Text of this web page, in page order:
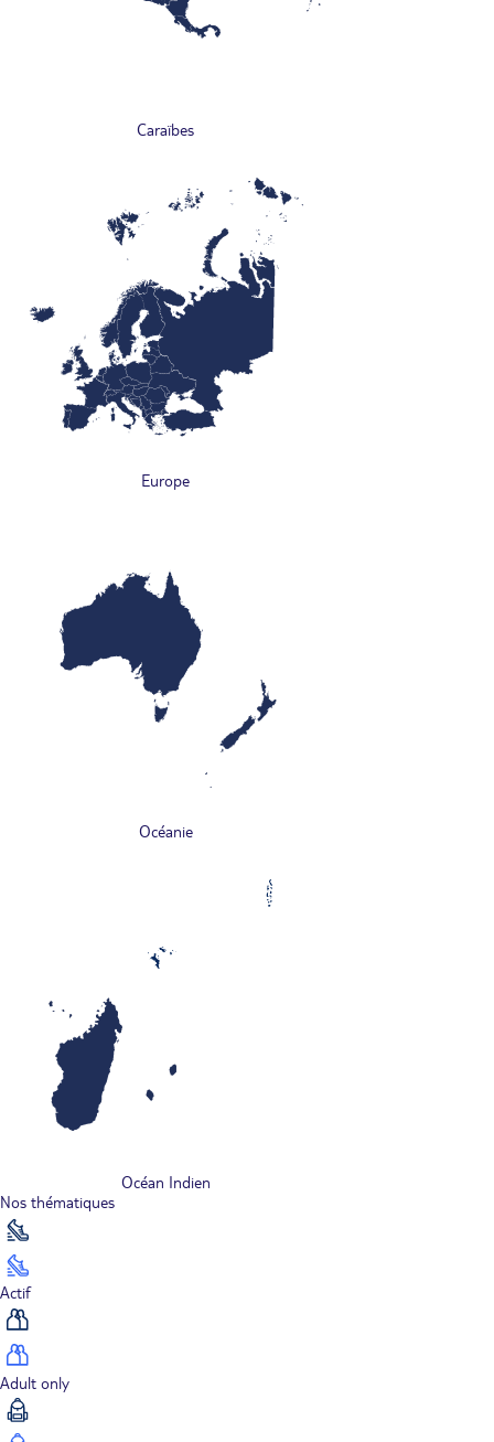
Caraïbes
Europe
Océanie
Océan Indien
Nos thématiques
Actif
Adult only